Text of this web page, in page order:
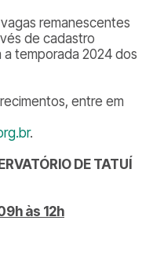
remanescentes
de cadastro
a temporada 2024 dos
entre em
.
DE TATUÍ
às 12h